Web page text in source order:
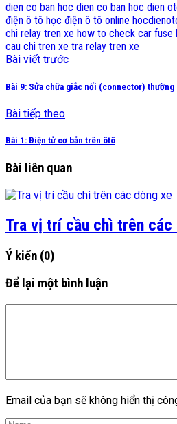
dien co ban hoc dien co ban hoc dien
điện ô tô học điện ô tô online
chi relay tren xe how to check car fuse
cau chi tren xe tra relay tren xe
Bài viết trước
Bài 9: Sửa chữa giắc nối (connector) thường
Bài tiếp theo
Bài 1: Điện tử cơ bản trên ôtô
Bài liên quan
Tra vị trí cầu chì trên các
Ý kiến (0)
Để lại một bình luận
Email của bạn sẽ không hiển thị